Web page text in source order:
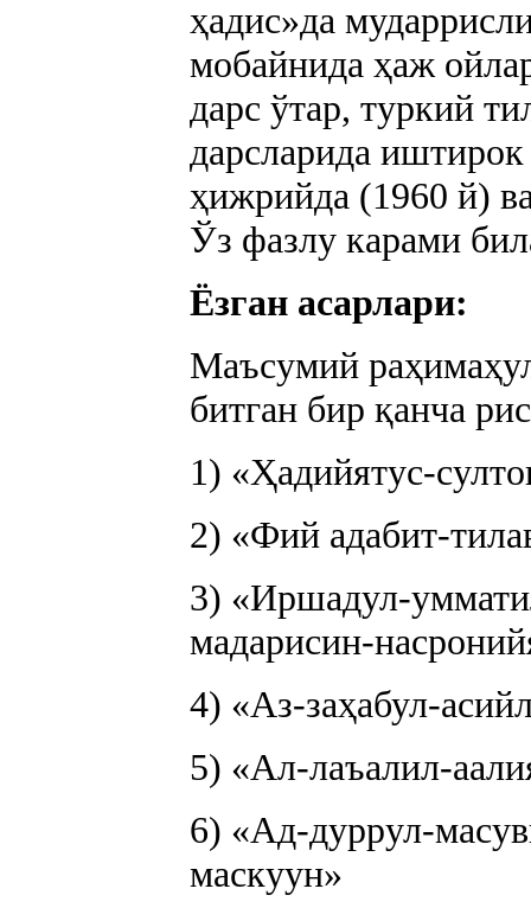
ҳадис»да
мобайнида ҳаж
дарс ўтар, туркий
дарсларида
ҳижрийда (1960 й)
Ўз фазлу карами
Ёзган асарлари:
Маъсумий
битган бир қанча
1) «Ҳадийятус-
2) «Фий адабит-
3) «Иршадул-
мадарисин-
4) «Аз-заҳабул-
5) «Ал-лаъалил-
6) «Ад-дуррул-
маскуун»